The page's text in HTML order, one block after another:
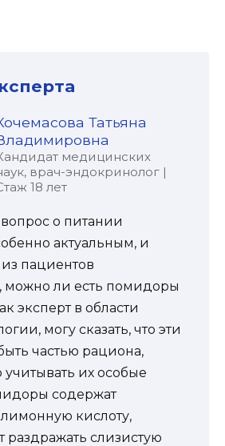
Татьяна
медицинских
врач-эндокринолог |
18 лет
о питании
актуальным, и
пациентов
можно ли есть помидоры
эксперт в области
могу сказать, что эти
частью рациона,
их особые
содержат
кислоту,
раздражать слизистую